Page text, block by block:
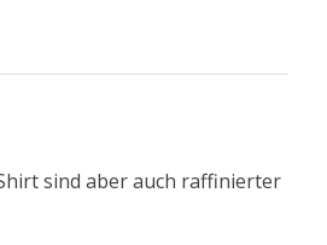
sind aber auch raffinierter